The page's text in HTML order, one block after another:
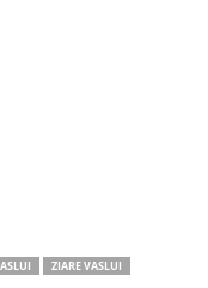
ZIARE VASLUI